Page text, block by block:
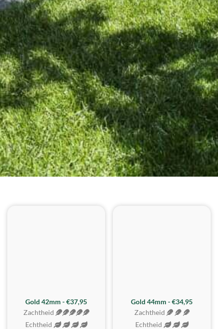
ZACHTSTE
Gold 42mm - €37,95
Zachtheid
Echtheid
Gold 44mm - €34,95
Zachtheid
Echtheid